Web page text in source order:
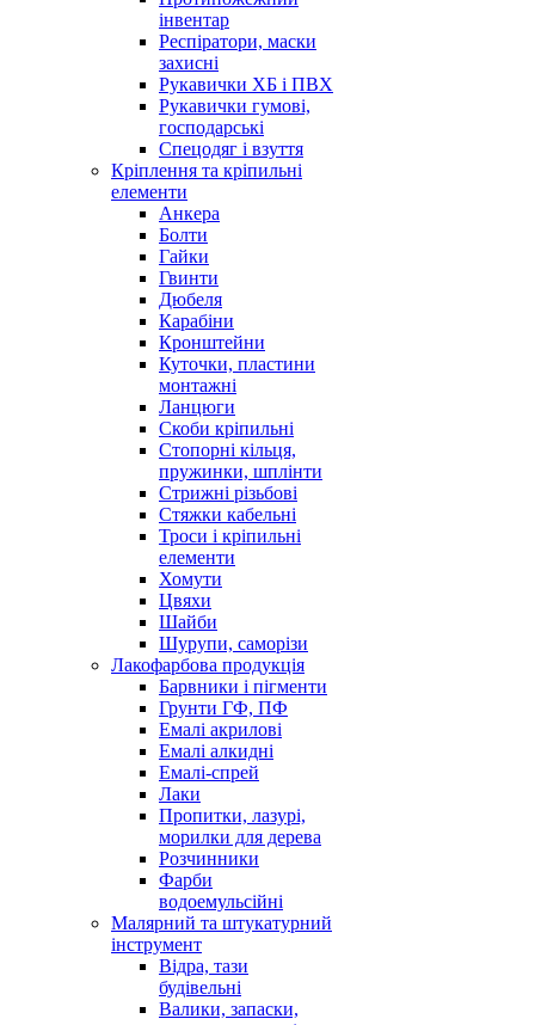
інвентар
Респіратори, маски
захисні
Рукавички ХБ і ПВХ
Рукавички гумові,
господарські
Спецодяг і взуття
Кріплення та кріпильні
елементи
Анкера
Болти
Гайки
Гвинти
Дюбеля
Карабіни
Кронштейни
Куточки, пластини
монтажні
Ланцюги
Скоби кріпильні
Стопорні кільця,
пружинки, шплінти
Стрижні різьбові
Стяжки кабельні
Троси і кріпильні
елементи
Хомути
Цвяхи
Шайби
Шурупи, саморізи
Лакофарбова продукція
Барвники і пігменти
Грунти ГФ, ПФ
Емалі акрилові
Емалі алкидні
Емалі-спрей
Лаки
Пропитки, лазурі,
морилки для дерева
Розчинники
Фарби
водоемульсійні
Малярний та штукатурний
інструмент
Відра, тази
будівельні
Валики, запаски,